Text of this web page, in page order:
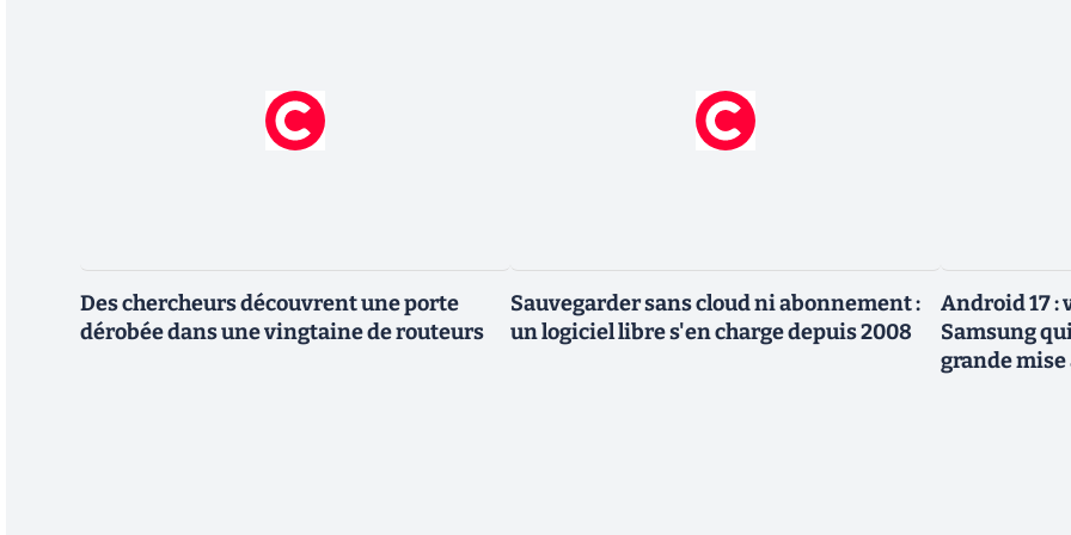
Des chercheurs découvrent une porte
dérobée dans une vingtaine de routeurs
Sauvegarder sans cloud ni abonnement :
un logiciel libre s'en charge depuis 2008
Android 17 :
Samsung
grande mise